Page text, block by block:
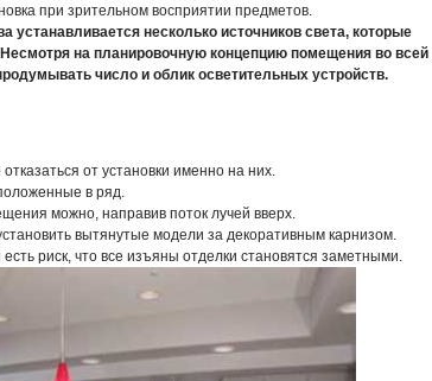
при зрительном восприятии предметов.
устанавливается несколько источников света, которые
на планировочную концепцию помещения во всей
число и облик осветительных устройств.
от установки именно на них.
в ряд.
можно, направив поток лучей вверх.
вытянутые модели за декоративным карнизом.
риск, что все изъяны отделки становятся заметными.